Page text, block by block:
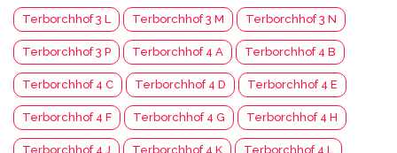
Terborchhof 3 L Terborchhof 3 M Terborchhof 3 N
Terborchhof 3 P Terborchhof 4 A Terborchhof 4 B
Terborchhof 4 C Terborchhof 4 D Terborchhof 4 E
Terborchhof 4 F Terborchhof 4 G Terborchhof 4 H
Terborchhof 4 J Terborchhof 4 K Terborchhof 4 L